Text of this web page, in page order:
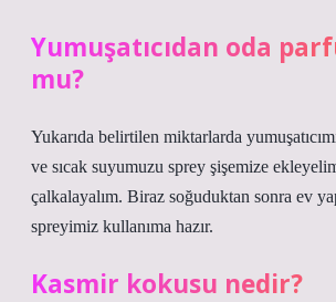
Yumuşatıcıdan oda
mu?
Yukarıda belirtilen miktarlarda
ve sıcak suyumuzu sprey şişemize
çalkalayalım. Biraz soğuduktan sonra ev
spreyimiz kullanıma hazır.
Kasmir kokusu nedir?